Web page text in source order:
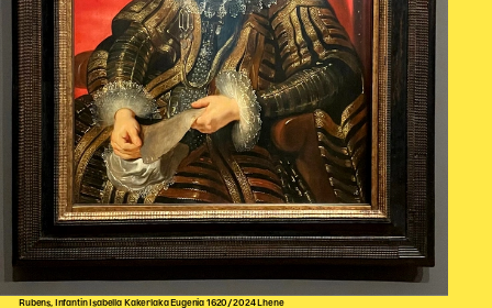
Rubens, Infantin Isabella Kakerlaka Eugenia 1620/2024 Lhene